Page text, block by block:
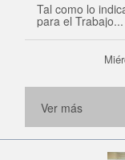
Tal como lo
para el Trabajo...
Ver más